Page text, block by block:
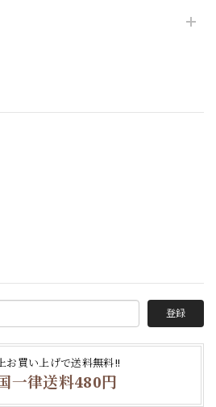
登録
お買い上げで送料無料‼
一律送料480円